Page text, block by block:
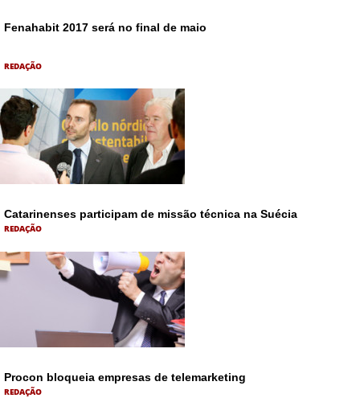
Fenahabit 2017 será no final de maio
REDAÇÃO
Catarinenses participam de missão técnica na Suécia
REDAÇÃO
Procon bloqueia empresas de telemarketing
REDAÇÃO